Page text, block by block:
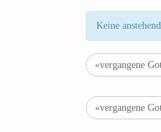
Keine
List
Navigation
«vergangene
«vergangene